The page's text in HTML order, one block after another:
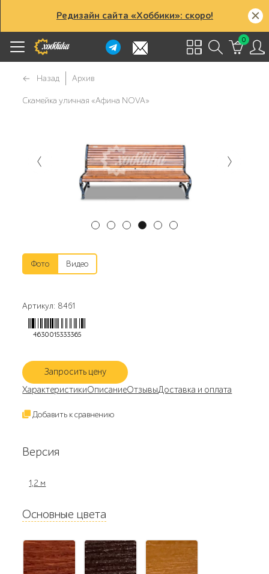
Редизайн сайта «Хоббики»: скоро!
0
Назад Архив
Скамейка уличная «Афина NOVA»
Фото Видео
Артикул: 8461
4630015333365
Запросить цену
ХарактеристикиОписаниеОтзывыДоставка и оплата
Добавить к сравнению
Версия
1,2 м
Основные цвета